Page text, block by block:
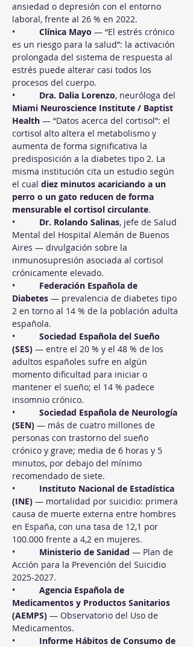
ansiedad o depresión con el entorno
laboral, frente al 26 % en 2022.
• Clínica Mayo — “El estrés crónico
es un riesgo para la salud”: la activación
prolongada del sistema de respuesta al
estrés puede alterar casi todos los
procesos del cuerpo.
• Dra. Dalia Lorenzo, neuróloga del
Miami Neuroscience Institute / Baptist
Health — “Datos acerca del cortisol”: el
cortisol alto altera el metabolismo y
aumenta de forma significativa la
predisposición a la diabetes tipo 2. La
misma institución cita un estudio según
el cual diez minutos acariciando a un
perro o un gato reducen de forma
mensurable el cortisol circulante.
• Dr. Rolando Salinas, jefe de Salud
Mental del Hospital Alemán de Buenos
Aires — divulgación sobre la
inmunosupresión asociada al cortisol
crónicamente elevado.
• Federación Española de
Diabetes — prevalencia de diabetes tipo
2 en torno al 14 % de la población adulta
española.
• Sociedad Española del Sueño
(SES) — entre el 20 % y el 48 % de los
adultos españoles sufre en algún
momento dificultad para iniciar o
mantener el sueño; el 14 % padece
insomnio crónico.
• Sociedad Española de Neurología
(SEN) — más de cuatro millones de
personas con trastorno del sueño
crónico y grave; media de 6 horas y 5
minutos, por debajo del mínimo
recomendado de siete.
• Instituto Nacional de Estadística
(INE) — mortalidad por suicidio: primera
causa de muerte externa entre hombres
en España, con una tasa de 12,1 por
100.000 frente a 4,2 en mujeres.
• Ministerio de Sanidad — Plan de
Acción para la Prevención del Suicidio
2025-2027.
• Agencia Española de
Medicamentos y Productos Sanitarios
(AEMPS) — Observatorio del Uso de
Medicamentos.
• Informe Hábitos de Consumo de